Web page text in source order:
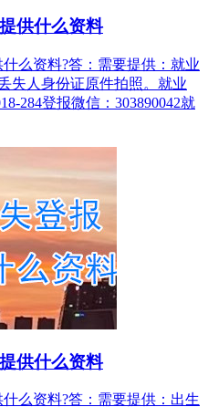
供什么资料
么资料?答：需要提供：就业
失人身份证原件拍照。就业
284登报微信：303890042就
供什么资料
么资料?答：需要提供：出生